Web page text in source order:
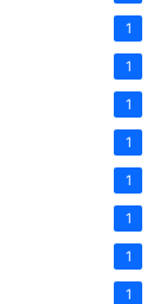
1
1
1
1
1
1
1
1